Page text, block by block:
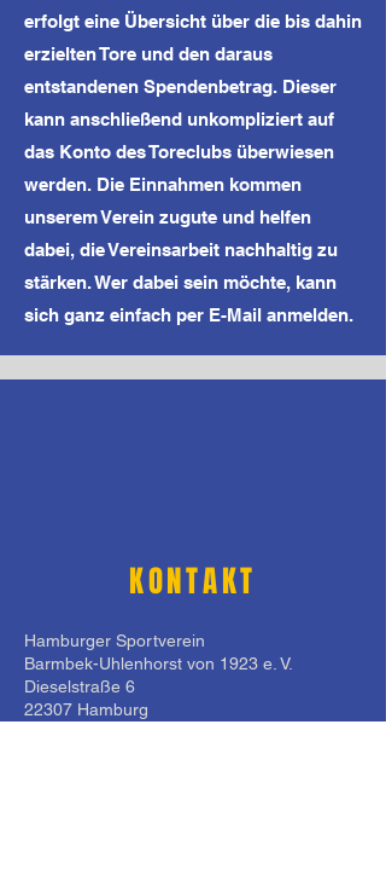
erfolgt eine Übersicht über die bis dahin
erzielten Tore und den daraus
entstandenen Spendenbetrag. Dieser
kann anschließend unkompliziert auf
das Konto des Toreclubs überwiesen
werden. Die Einnahmen kommen
unserem Verein zugute und helfen
dabei, die Vereinsarbeit nachhaltig zu
stärken. Wer dabei sein möchte, kann
sich ganz einfach per E-Mail anmelden.
KONTAKT
Hamburger Sportverein
Barmbek-Uhlenhorst von 1923 e. V.
Dieselstraße 6
22307 Hamburg